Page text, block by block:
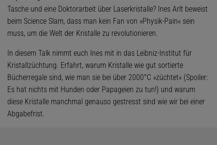
Tasche und eine Doktorarbeit über Laserkristalle? Ines Arlt beweist
beim Science Slam, dass man kein Fan von »Physik-Pain« sein
muss, um die Welt der Kristalle zu revolutionieren.
In diesem Talk nimmt euch Ines mit in das Leibniz-Institut für
Kristallzüchtung. Erfahrt, warum Kristalle wie gut sortierte
Bücherregale sind, wie man sie bei über 2000°C »züchtet« (Spoiler:
Es hat nichts mit Hunden oder Papageien zu tun!) und warum
diese Kristalle manchmal genauso gestresst sind wie wir bei einer
Abgabefrist.